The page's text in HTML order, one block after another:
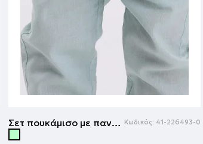
Σετ πουκάμισο με παντελόνι | ΦΥΣΤΙΚΙ Κωδικός: 41-226493-0